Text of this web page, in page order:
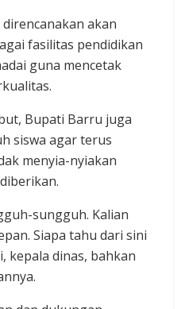
akan
fasilitas pendidikan
guna mencetak
Bupati Barru juga
siswa agar terus
menyia-nyiakan
sungguh. Kalian
Siapa tahu dari sini
kepala dinas, bahkan